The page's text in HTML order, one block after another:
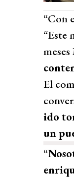
“Con
“Este
El
ido
un
“